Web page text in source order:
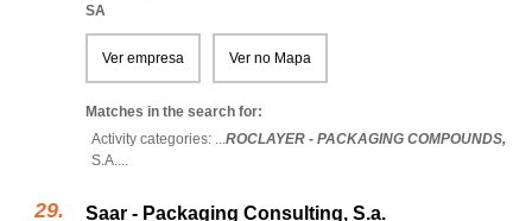
SA
Ver empresa Ver no Mapa
Matches in the search for:
Activity categories: ...ROCLAYER - PACKAGING COMPOUNDS,
S.A....
Saar - Packaging Consulting, S.a.